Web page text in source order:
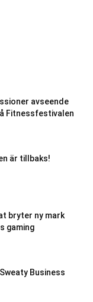
avseende
Fitnessfestivalen
är tillbaks!
bryter ny mark
gaming
Business